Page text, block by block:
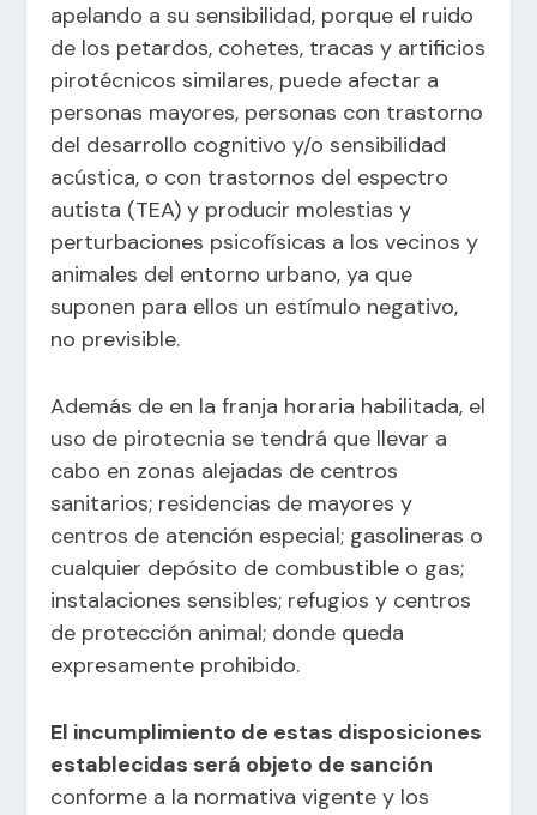
apelando a su sensibilidad, porque el ruido
de los petardos, cohetes, tracas y artificios
pirotécnicos similares, puede afectar a
personas mayores, personas con trastorno
del desarrollo cognitivo y/o sensibilidad
acústica, o con trastornos del espectro
autista (TEA) y producir molestias y
perturbaciones psicofísicas a los vecinos y
animales del entorno urbano, ya que
suponen para ellos un estímulo negativo,
no previsible.
Además de en la franja horaria habilitada, el
uso de pirotecnia se tendrá que llevar a
cabo en zonas alejadas de centros
sanitarios; residencias de mayores y
centros de atención especial; gasolineras o
cualquier depósito de combustible o gas;
instalaciones sensibles; refugios y centros
de protección animal; donde queda
expresamente prohibido.
El incumplimiento de estas disposiciones
establecidas será objeto de sanción
conforme a la normativa vigente y los